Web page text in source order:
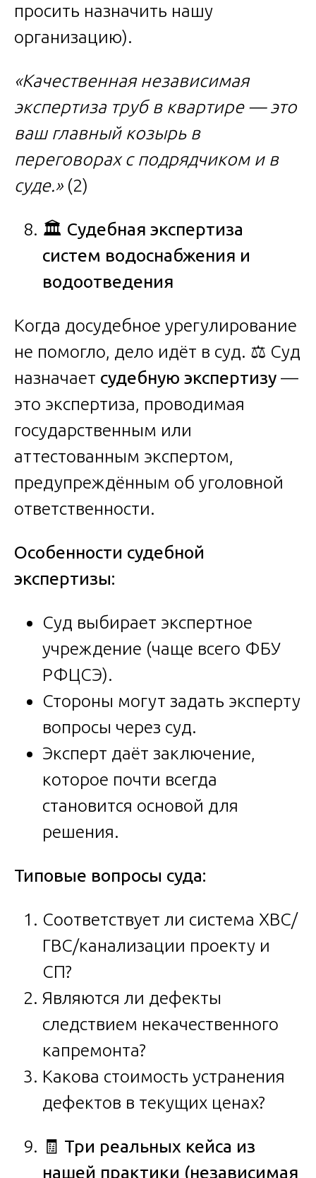
просить назначить нашу
организацию).
«Качественная независимая
экспертиза труб в квартире — это
ваш главный козырь в
переговорах с подрядчиком и в
суде.»(2)
🏛 ️ Судебная экспертиза
систем водоснабжения и
водоотведения
Когда досудебное урегулирование
не помогло, дело идёт в суд. ⚖️ Суд
назначает судебную экспертизу —
это экспертиза, проводимая
государственным или
аттестованным экспертом,
предупреждённым об уголовной
ответственности.
Особенности судебной
экспертизы:
Суд выбирает экспертное
учреждение (чаще всего ФБУ
РФЦСЭ).
Стороны могут задать эксперту
вопросы через суд.
Эксперт даёт заключение,
которое почти всегда
становится основой для
решения.
Типовые вопросы суда:
Соответствует ли система ХВС/
ГВС/канализации проекту и
СП?
Являются ли дефекты
следствием некачественного
капремонта?
Какова стоимость устранения
дефектов в текущих ценах?
🧾 Три реальных кейса из
нашей практики (независимая